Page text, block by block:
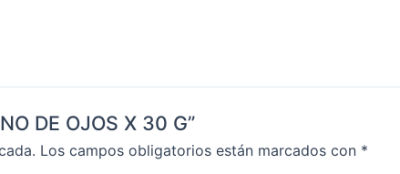
DE OJOS X 30 G”
Los campos obligatorios están marcados con *